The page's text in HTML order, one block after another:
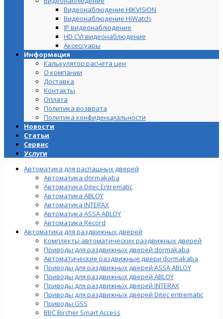
Видеонаблюдение HIKVISION
Видеонаблюдение HiWatch
IP видеонаблюдение
HD CVI видеонаблюдение
Аксессуары
Информация
Калькулятор расчета цен
О компании
Доставка
Контакты
Оплата
Политика возврата
Политика конфиденциальности
Новости
Статьи
Сервис
Услуги
Автоматика для распашных дверей
Автоматика dormakaba
Автоматика Ditec Entrematic
Автоматика ABLOY
Автоматика INTERAX
Автоматика ASSA ABLOY
Автоматика Record
Автоматика для раздвижных дверей
Комплекты автоматических раздвижных дверей
Приводы для раздвижных дверей dormakaba
Автоматические раздвижные двери dormakaba
Приводы для раздвижных дверей ASSA ABLOY
Приводы для раздвижных дверей ABLOY
Приводы для раздвижных дверей INTERAX
Приводы для раздвижных дверей Ditec entrematic
Приводы GSS
BBC Bircher Smart Access